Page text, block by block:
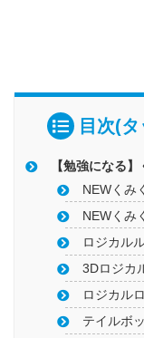
目次(
【勉強になる
NEWくみ
NEWくみ
ロジカル
3Dロジカ
ロジカル
テイルボ